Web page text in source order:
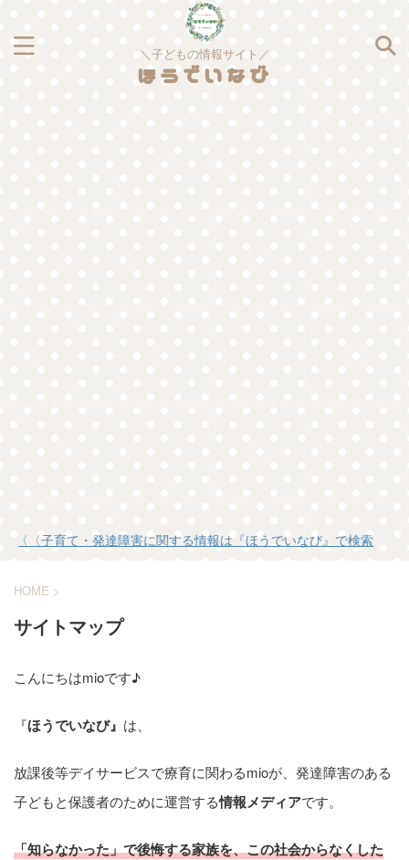
＼子どもの情報サイト／
ほうでいなび
〈〈子育て・発達障害に関する情報は『ほうでいなび』で検索
HOME >
サイトマップ
こんにちはmioです♪
『ほうでいなび』 は、
放課後等デイサービスで療育に関わるmioが、発達障害のある
子どもと保護者のために運営する情報メディアです。
「知らなかった」で後悔する家族を、この社会からなくした